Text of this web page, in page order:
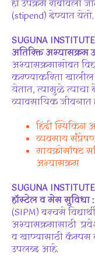
हा उपक्रम राबविला
(stipend) देण्यात येतो.
SUGUNA
अतिरिक्त अभ्यासक्रम
अभ्यासक्रमासोबत
करण्याकरिता खालील
येतात, त्यामुळे त्याचा
व्यावसायिक जीवनात
हिंदी स्पिकिंग
व्यवसाय
मायक्रोसॉफ्ट
अभ्यासक्रम
SUGUNA
हॉस्टेल व मेस सुविधा :
(SIPM) बरचसे
अभ्यासक्रमासाठी
व खाण्यासाठी
उपलब्द आहे.